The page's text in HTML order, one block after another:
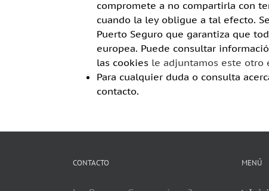
compromete a no compartirla con
cuando la ley obligue a tal efecto.
Puerto Seguro que garantiza que
europea. Puede consultar
las cookies le adjuntamos este otro
Para cualquier duda o consulta
contacto.
CONTACTO MENÚ